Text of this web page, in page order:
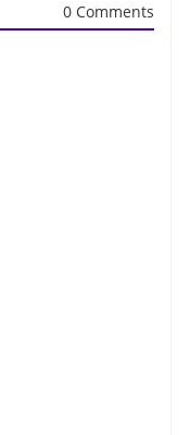
0 Comments